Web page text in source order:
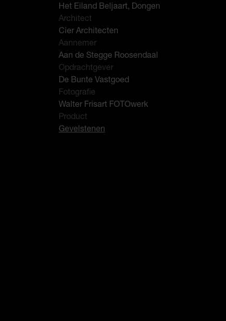
Het Eiland Beljaart, Dongen
Architect
Cier Architecten
Aannemer
Aan de Stegge Roosendaal
Opdrachtgever
De Bunte Vastgoed
Fotografie
Walter Frisart FOTOwerk
Product
Gevelstenen